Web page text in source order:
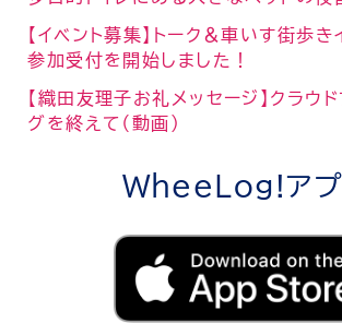
【イベント募集】トーク＆車いす街歩き
参加受付を開始しました！
【織田友理子お礼メッセージ】クラウ
グを終えて（動画）
WheeLog!アプ